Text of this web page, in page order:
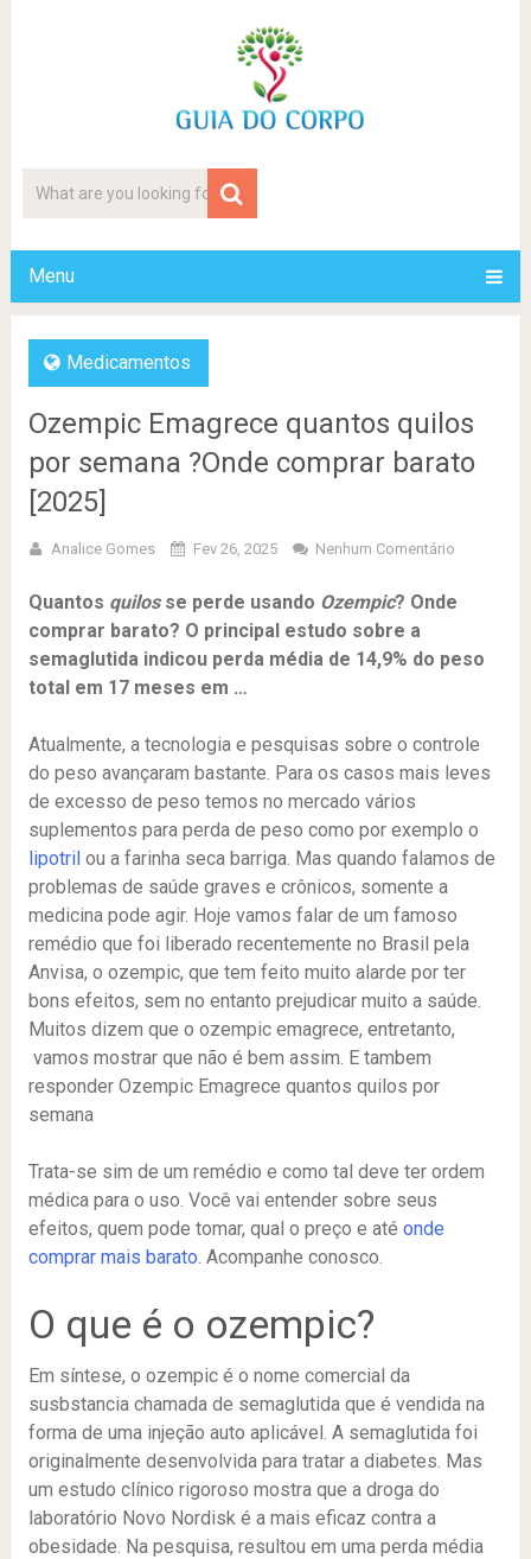
Menu
Medicamentos
Ozempic Emagrece quantos quilos
por semana ?Onde comprar barato
[2025]
Analice Gomes Fev 26, 2025 Nenhum Comentário
Quantos quilosse perde usando Ozempic? Onde
comprar barato? O principal estudo sobre a
semaglutida indicou perda média de 14,9% do peso
total em 17 meses em …
Atualmente, a tecnologia e pesquisas sobre o controle
do peso avançaram bastante. Para os casos mais leves
de excesso de peso temos no mercado vários
suplementos para perda de peso como por exemplo o
lipotrilou a farinha seca barriga. Mas quando falamos de
problemas de saúde graves e crônicos, somente a
medicina pode agir. Hoje vamos falar de um famoso
remédio que foi liberado recentemente no Brasil pela
Anvisa, o ozempic, que tem feito muito alarde por ter
bons efeitos, sem no entanto prejudicar muito a saúde.
Muitos dizem que o ozempic emagrece, entretanto,
vamos mostrar que não é bem assim. E tambem
responder Ozempic Emagrece quantos quilos por
semana
Trata-se sim de um remédio e como tal deve ter ordem
médica para o uso. Você vai entender sobre seus
efeitos, quem pode tomar, qual o preço e até onde
comprar mais barato. Acompanhe conosco.
O que é o ozempic?
Em síntese, o ozempic é o nome comercial da
susbstancia chamada de semaglutida que é vendida na
forma de uma injeção auto aplicável. A semaglutida foi
originalmente desenvolvida para tratar a diabetes. Mas
um estudo clínico rigoroso mostra que a droga do
laboratório Novo Nordisk é a mais eficaz contra a
obesidade. Na pesquisa, resultou em uma perda média